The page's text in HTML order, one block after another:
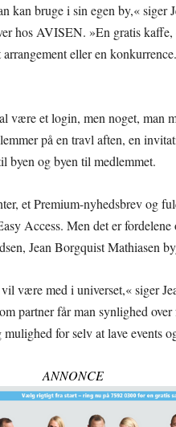
kan bruge i sin egen by,« siger
hos AVISEN. »En gratis
eller en
være et login, men noget, man
på en travl aften, en
byen og byen til medlemmet.
et Premium-nyhedsbrev og
Access. Men det er fordelene
Jean Borgquist Mathiasen
være med i universet,« siger
partner får man synlighed
for selv at lave events
ANNONCE